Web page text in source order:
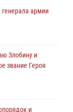
генерала армии
Злобину и
звание Героя
и